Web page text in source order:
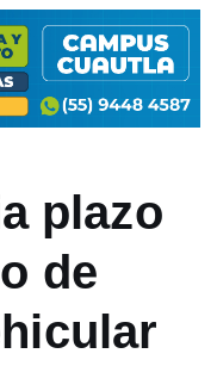
plazo
de